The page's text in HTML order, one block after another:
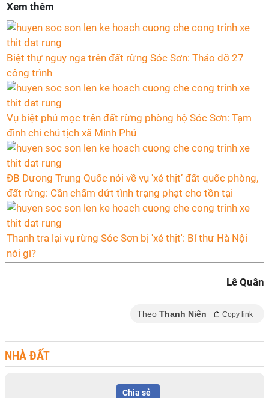
Xem thêm
Biệt thự nguy nga trên đất rừng Sóc Sơn: Tháo dỡ 27
công trình
Vụ biệt phủ mọc trên đất rừng phòng hộ Sóc Sơn: Tạm
đình chỉ chủ tịch xã Minh Phú
ĐB Dương Trung Quốc nói về vụ 'xẻ thịt’ đất quốc phòng,
đất rừng: Cần chấm dứt tình trạng phạt cho tồn tại
Thanh tra lại vụ rừng Sóc Sơn bị 'xẻ thịt': Bí thư Hà Nội
nói gì?
Lê Quân
Theo Thanh Niên Copy link
NHÀ ĐẤT
Chia sẻ